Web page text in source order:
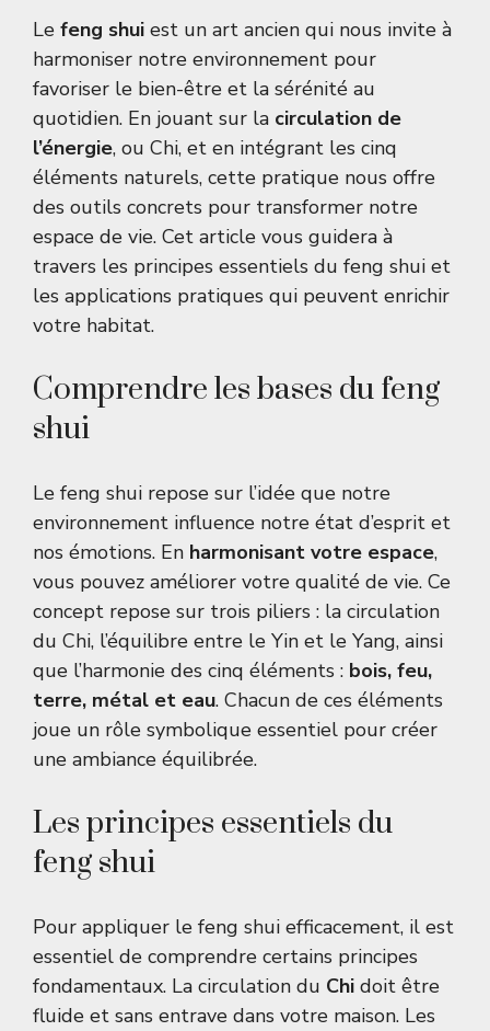
Le feng shui est un art ancien qui nous invite à
harmoniser notre environnement pour
favoriser le bien-être et la sérénité au
quotidien. En jouant sur la circulation de
l’énergie, ou Chi, et en intégrant les cinq
éléments naturels, cette pratique nous offre
des outils concrets pour transformer notre
espace de vie. Cet article vous guidera à
travers les principes essentiels du feng shui et
les applications pratiques qui peuvent enrichir
votre habitat.
Comprendre les bases du feng
shui
Le feng shui repose sur l’idée que notre
environnement influence notre état d’esprit et
nos émotions. En harmonisant votre espace,
vous pouvez améliorer votre qualité de vie. Ce
concept repose sur trois piliers : la circulation
du Chi, l’équilibre entre le Yin et le Yang, ainsi
que l’harmonie des cinq éléments : bois, feu,
terre, métal et eau. Chacun de ces éléments
joue un rôle symbolique essentiel pour créer
une ambiance équilibrée.
Les principes essentiels du
feng shui
Pour appliquer le feng shui efficacement, il est
essentiel de comprendre certains principes
fondamentaux. La circulation du Chi doit être
fluide et sans entrave dans votre maison. Les